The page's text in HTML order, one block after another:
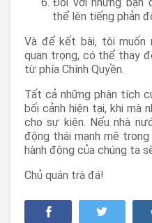
Đối với những bạn
thể lên tiếng phản
Và để kết bài, tôi muốn
quan trọng, có thể thay
từ phía Chính Quyền.
Tất cả những phân tích
bối cảnh hiện tại, khi mà
cho sự kiện. Nếu nhà
động thái mạnh mẽ trong
hành động của chúng ta
Chủ quán trà đá!